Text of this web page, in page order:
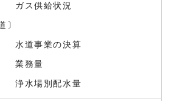
ス供給状況
〕
道事業の決算
務量
水場別配水量